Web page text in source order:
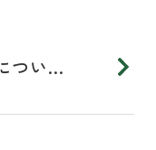
つい...